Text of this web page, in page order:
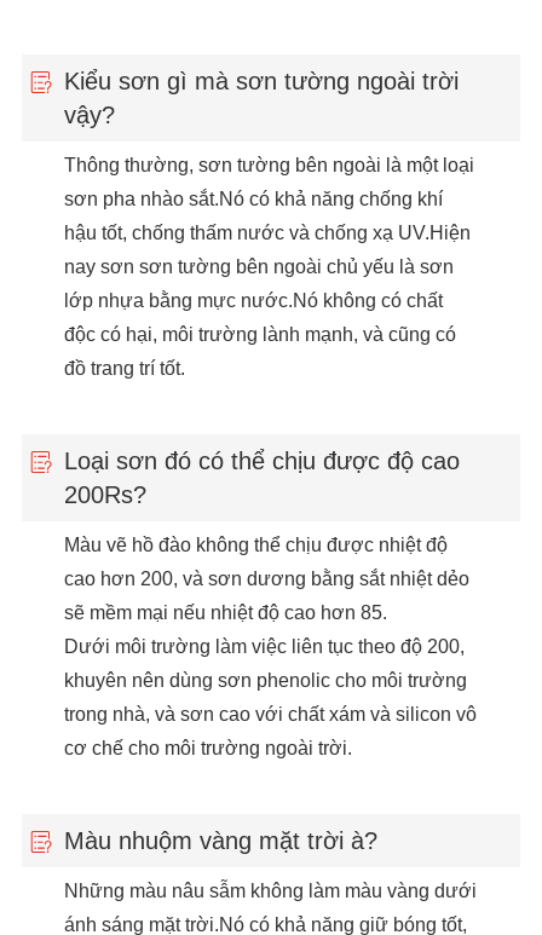
Kiểu sơn gì mà sơn tường ngoài trời
vậy?
Thông thường, sơn tường bên ngoài là một loại
sơn pha nhào sắt.Nó có khả năng chống khí
hậu tốt, chống thấm nước và chống xạ UV.Hiện
nay sơn sơn tường bên ngoài chủ yếu là sơn
lớp nhựa bằng mực nước.Nó không có chất
độc có hại, môi trường lành mạnh, và cũng có
đồ trang trí tốt.
Loại sơn đó có thể chịu được độ cao
200Rs?
Màu vẽ hồ đào không thể chịu được nhiệt độ
cao hơn 200, và sơn dương bằng sắt nhiệt dẻo
sẽ mềm mại nếu nhiệt độ cao hơn 85.
Dưới môi trường làm việc liên tục theo độ 200,
khuyên nên dùng sơn phenolic cho môi trường
trong nhà, và sơn cao với chất xám và silicon vô
cơ chế cho môi trường ngoài trời.
Màu nhuộm vàng mặt trời à?
Những màu nâu sẫm không làm màu vàng dưới
ánh sáng mặt trời.Nó có khả năng giữ bóng tốt,